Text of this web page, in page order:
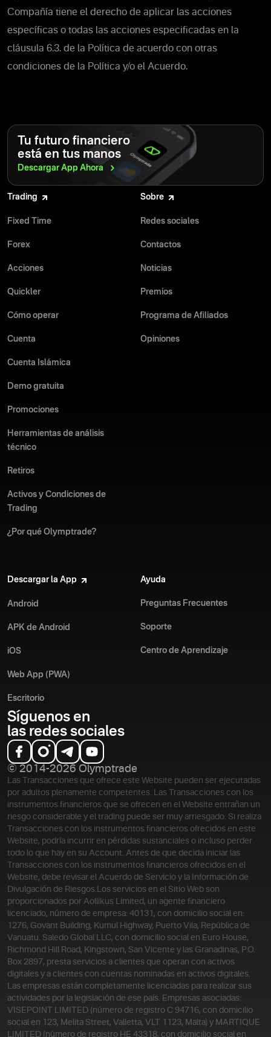
Compañía tiene el derecho de aplicar las acciones
específicas o todas las acciones especificadas en la
cláusula 6.3. de la Política de acuerdo con otras
condiciones de la Política y/o el Acuerdo.
Tu futuro financiero
está en tus manos
Descargar App Ahora
Trading
Fixed Time
Forex
Acciones
Quickler
Cómo operar
Cuenta
Cuenta Islámica
Demo gratuita
Promociones
Herramientas de análisis
técnico
Retiros
Activos y Condiciones de
Trading
¿Por qué Olymptrade?
Sobre
Redes sociales
Contactos
Noticias
Premios
Programa de Afiliados
Opiniones
Descargar la App
Android
APK de Android
iOS
Web App (PWA)
Escritorio
Ayuda
Preguntas Frecuentes
Soporte
Centro de Aprendizaje
Síguenos en
las redes sociales
© 2014-2026 Olymptrade
Las Transacciones que ofrece este Website pueden ser ejecutadas
por adultos plenamente competentes. Las Transacciones con los
instrumentos financieros que se ofrecen en el Website entrañan un
riesgo considerable y el trading puede ser muy arriesgado. Si realiza
Transacciones con los instrumentos financieros ofrecidos en este
Website, podría incurrir en pérdidas sustanciales o incluso perder
todo lo que hay en su Account. Antes de que decida iniciar las
Transacciones con los instrumentos financieros ofrecidos en el
Website, debe revisar el Acuerdo de Servicio y la Información de
Divulgación de Riesgos. Los servicios en el Sitio Web son
proporcionados por Aollikus Limited, un agente financiero
licenciado, número de empresa: 40131, con domicilio social en:
1276, Govant Building, Kumul Highway, Puerto Vila, República de
Vanuatu. Saledo Global LLC, con domicilio social en Euro House,
Richmond Hill Road, Kingstown, San Vicente y las Granadinas, P.O.
Box 2897, presta servicios a clientes que operan con activos
digitales y a clientes con cuentas nominadas en activos digitales.
Las empresas están completamente licenciadas para realizar sus
actividades por la legislación de ese país. Empresas asociadas:
VISEPOINT LIMITED (número de registro C 94716, con domicilio
social en 123, Melita Street, Valletta, VLT 1123, Malta) y MARTIQUE
LIMITED (número de registro HE 43318, con domicilio social en